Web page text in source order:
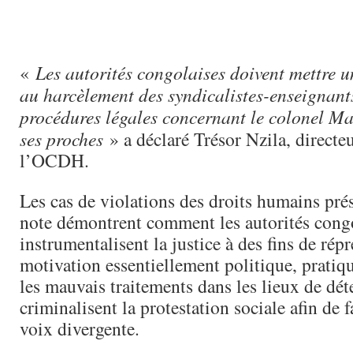
« Les autorités congolaises doivent mettre
au harcèlement des syndicalistes-
procédures légales concernant le colonel
ses proches » a déclaré Trésor Nzila,
l’OCDH.
Les cas de violations des droits humains
note démontrent comment les autorités
instrumentalisent la justice à des fins de
motivation essentiellement politique,
les mauvais traitements dans les lieux de
criminalisent la protestation sociale afin de
voix divergente.